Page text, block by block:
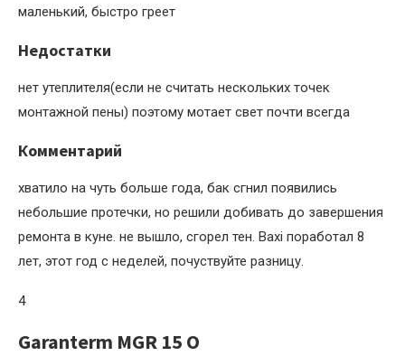
маленький, быстро греет
Недостатки
нет утеплителя(если не считать нескольких точек
монтажной пены) поэтому мотает свет почти всегда
Комментарий
хватило на чуть больше года, бак сгнил появились
небольшие протечки, но решили добивать до завершения
ремонта в куне. не вышло, сгорел тен. Baxi поработал 8
лет, этот год с неделей, почуствуйте разницу.
4
Garanterm MGR 15 O